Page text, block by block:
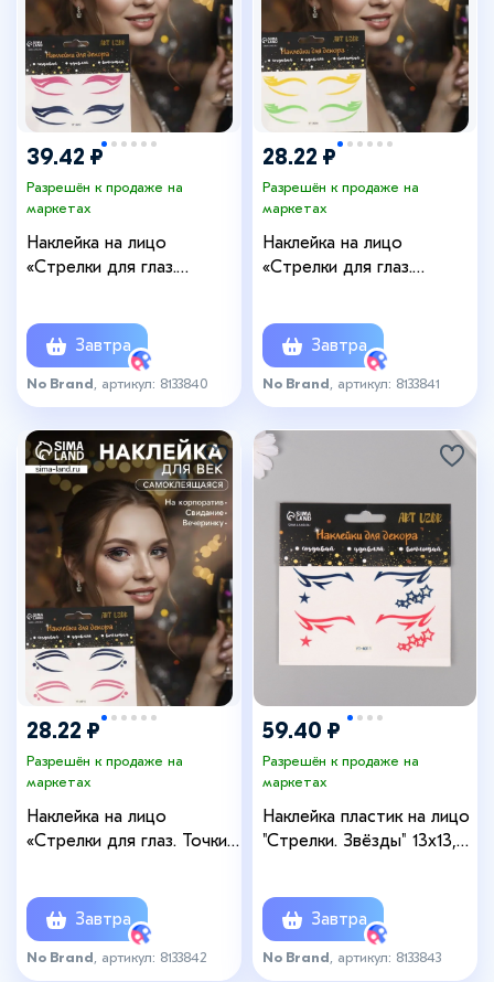
39.42 ₽
Разрешён к продаже на
маркетах
Наклейка на лицо
«Стрелки для глаз.
Завтра
No Brand , артикул: 8133840
28.22 ₽
Разрешён к продаже на
маркетах
Наклейка на лицо
«Стрелки для глаз.
Завтра
No Brand , артикул: 8133841
28.22 ₽
Разрешён к продаже на
маркетах
Наклейка на лицо
«Стрелки для глаз. Точки»,
Завтра
No Brand , артикул: 8133842
59.40 ₽
Разрешён к продаже на
маркетах
Наклейка пластик на лицо
"Стрелки. Звёзды" 13х13,5
Завтра
No Brand , артикул: 8133843